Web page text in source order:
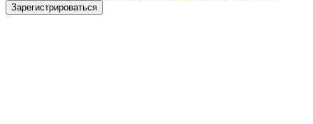
Зарегистрироваться